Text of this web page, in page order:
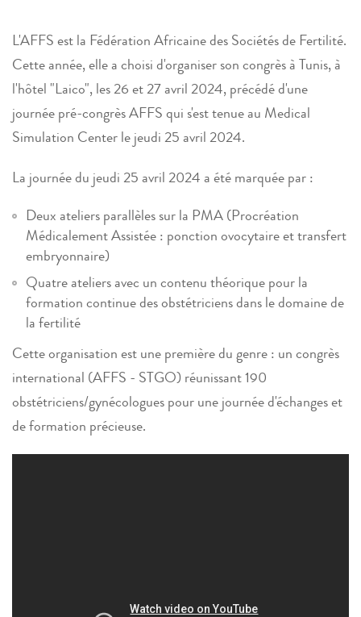
L'AFFS est la Fédération Africaine des Sociétés de Fertilité.
Cette année, elle a choisi d'organiser son congrès à Tunis, à
l'hôtel "Laico", les 26 et 27 avril 2024, précédé d'une
journée pré-congrès AFFS qui s'est tenue au Medical
Simulation Center le jeudi 25 avril 2024.
La journée du jeudi 25 avril 2024 a été marquée par :
Deux ateliers parallèles sur la PMA (Procréation
Médicalement Assistée : ponction ovocytaire et transfert
embryonnaire)
Quatre ateliers avec un contenu théorique pour la
formation continue des obstétriciens dans le domaine de
la fertilité
Cette organisation est une première du genre : un congrès
international (AFFS - STGO) réunissant 190
obstétriciens/gynécologues pour une journée d'échanges et
de formation précieuse.